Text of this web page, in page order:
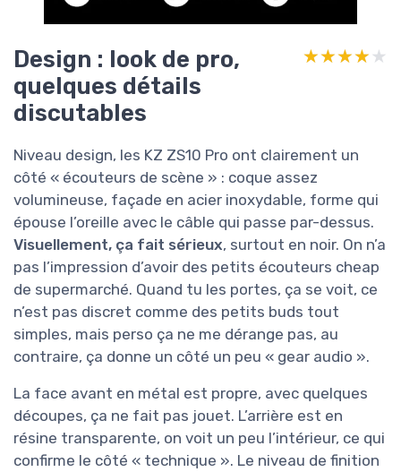
Design : look de pro,
quelques détails
discutables
★★★★★
★★★★★
Niveau design, les KZ ZS10 Pro ont clairement un
côté « écouteurs de scène » : coque assez
volumineuse, façade en acier inoxydable, forme qui
épouse l’oreille avec le câble qui passe par-dessus.
Visuellement, ça fait sérieux, surtout en noir. On n’a
pas l’impression d’avoir des petits écouteurs cheap
de supermarché. Quand tu les portes, ça se voit, ce
n’est pas discret comme des petits buds tout
simples, mais perso ça ne me dérange pas, au
contraire, ça donne un côté un peu « gear audio ».
La face avant en métal est propre, avec quelques
découpes, ça ne fait pas jouet. L’arrière est en
résine transparente, on voit un peu l’intérieur, ce qui
confirme le côté « technique ». Le niveau de finition